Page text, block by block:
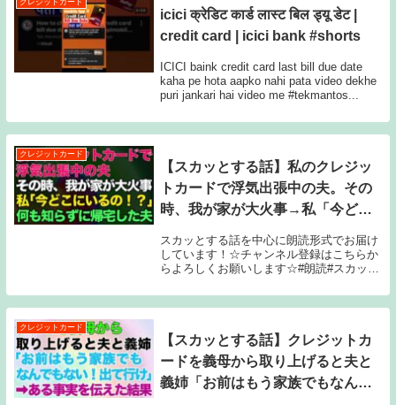
クレジットカード
icici क्रेडिट कार्ड लास्ट बिल ड्यू डेट |
credit card | icici bank #shorts
ICICI baink credit card last bill due date
kaha pe hota aapko nahi pata video dekhe
puri jankari hai video me #tekmantos...
クレジットカード
【スカッとする話】私のクレジッ
トカードで浮気出張中の夫。その
時、我が家が大火事→私「今どこ
→何も知らずに帰宅した浮気夫
スカッとする話を中心に朗読形式でお届け
しています！☆チャンネル登録はこちらか
らよろしくお願いします☆#朗読#スカッと
#姑#義両親#嫁いびり#旦那#修羅場#スッキ
リ#夫#トメ#スッキリする話#離婚#離...
クレジットカード
【スカッとする話】クレジットカ
ードを義母から取り上げると夫と
義姉「お前はもう家族でもなんで